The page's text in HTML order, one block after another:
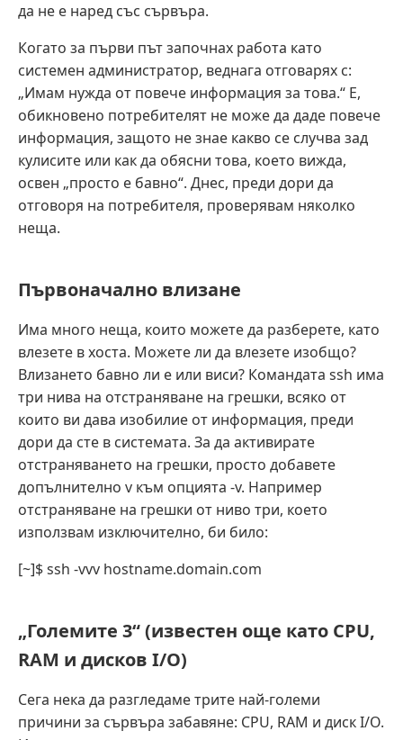
да не е наред със сървъра.
Когато за първи път започнах работа като
системен администратор, веднага отговарях с:
„Имам нужда от повече информация за това.“ Е,
обикновено потребителят не може да даде повече
информация, защото не знае какво се случва зад
кулисите или как да обясни това, което вижда,
освен „просто е бавно“. Днес, преди дори да
отговоря на потребителя, проверявам няколко
неща.
Първоначално влизане
Има много неща, които можете да разберете, като
влезете в хоста. Можете ли да влезете изобщо?
Влизането бавно ли е или виси? Командата ssh има
три нива на отстраняване на грешки, всяко от
които ви дава изобилие от информация, преди
дори да сте в системата. За да активирате
отстраняването на грешки, просто добавете
допълнително v към опцията -v. Например
отстраняване на грешки от ниво три, което
използвам изключително, би било:
[~]$ ssh -vvv hostname.domain.com
„Големите 3“ (известен още като CPU,
RAM и дисков I/O)
Сега нека да разгледаме трите най-големи
причини за сървъра забавяне: CPU, RAM и диск I/O.